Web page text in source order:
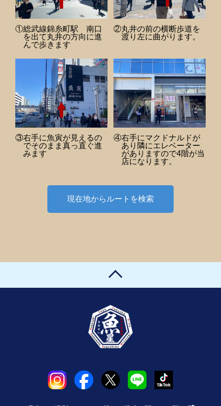
①総武線錦糸町駅 南口
を出て丸井の方向に進
んで歩きます
②丸井の前の横断歩道を
渡り左に曲がります。
③右手に魚寅が見えるの
でそのまま真っ直ぐ進
みます
④右手にマクドナルドが
あり隣にエレベーター
がありますので4階が当
店になります。
現在地からルートを検索